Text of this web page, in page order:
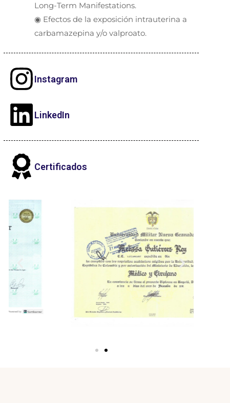
Long-Term Manifestations.
◉ Efectos de la exposición intrauterina a
carbamazepina y/o valproato.
Instagram
LinkedIn
Certificados